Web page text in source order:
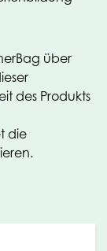
über
des Produkts
die